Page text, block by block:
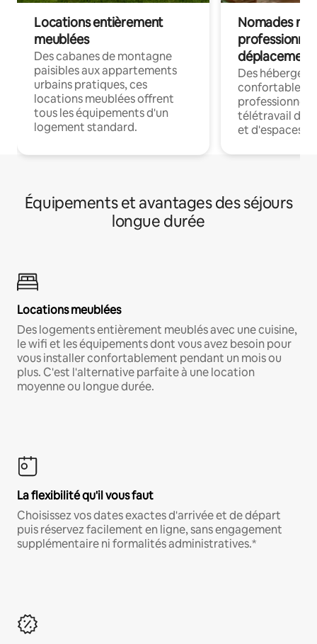
Locations entièrement
meublées
Des cabanes de montagne
paisibles aux appartements
urbains pratiques, ces
locations meublées offrent
tous les équipements d'un
logement standard.
Nomades
déplacement
Des
confortables
professionnels
télétravail
et d'espaces
Équipements et avantages des séjours
longue durée
Locations meublées
Des logements entièrement meublés avec une cuisine,
le wifi et les équipements dont vous avez besoin pour
vous installer confortablement pendant un mois ou
plus. C'est l'alternative parfaite à une location
moyenne ou longue durée.
La flexibilité qu'il vous faut
Choisissez vos dates exactes d'arrivée et de départ
puis réservez facilement en ligne, sans engagement
supplémentaire ni formalités administratives.*